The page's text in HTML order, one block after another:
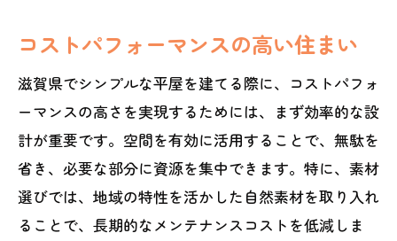
コストパフォーマンスの高い住まい
滋賀県でシンプルな平屋を建てる際に、コストパフォ
ーマンスの高さを実現するためには、まず効率的な設
計が重要です。空間を有効に活用することで、無駄を
省き、必要な部分に資源を集中できます。特に、素材
選びでは、地域の特性を活かした自然素材を取り入れ
ることで、長期的なメンテナンスコストを低減しま